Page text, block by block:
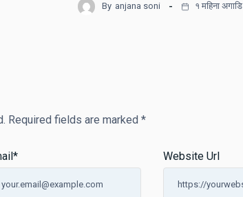
By anjana soni १ महिना अगाडि
Required fields are marked *
* Website Url